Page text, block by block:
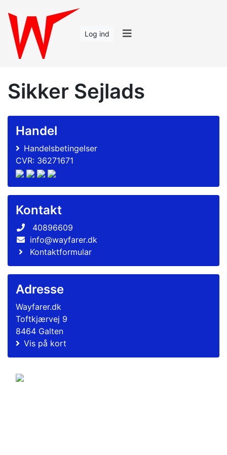
Log ind
Sikker Sejlads
Handel
Handelsbetingelser
CVR: 36271671
Kontakt
40896609
info@wayfarer.dk
Kontaktformular
Adresse
Wayfarer.dk
Toftkjærvej 9
8464 Galten
Vis på kort